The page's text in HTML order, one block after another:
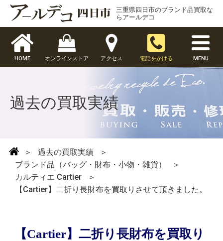
三重県四日市のブランド品買取な
らアールデコ
HOME オンラインストア アクセス 電話をかける MENU
過去の買取実績
＞ 過去の買取実績
＞
ブランド品（バッグ・財布・小物・雑貨）
＞
カルティエ Cartier
＞
【Cartier】二折り長財布を買取りさせて頂きました。
【Cartier】二折り長財布を買取り